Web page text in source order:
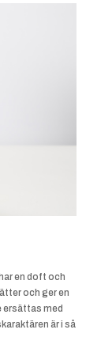
en doft och
och ger en
ersättas med
är i så